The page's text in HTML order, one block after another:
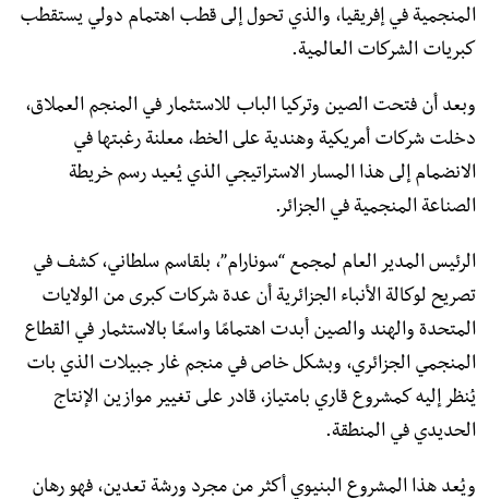
المنجمية في إفريقيا، والذي تحول إلى قطب اهتمام دولي يستقطب
كبريات الشركات العالمية.
وبعد أن فتحت الصين وتركيا الباب للاستثمار في المنجم العملاق،
دخلت شركات أمريكية وهندية على الخط، معلنة رغبتها في
الانضمام إلى هذا المسار الاستراتيجي الذي يُعيد رسم خريطة
الصناعة المنجمية في الجزائر.
الرئيس المدير العام لمجمع “سونارام”، بلقاسم سلطاني، كشف في
تصريح لوكالة الأنباء الجزائرية أن عدة شركات كبرى من الولايات
المتحدة والهند والصين أبدت اهتمامًا واسعًا بالاستثمار في القطاع
المنجمي الجزائري، وبشكل خاص في منجم غار جبيلات الذي بات
يُنظر إليه كمشروع قاري بامتياز، قادر على تغيير موازين الإنتاج
الحديدي في المنطقة.
ويُعد هذا المشروع البنيوي أكثر من مجرد ورشة تعدين، فهو رهان